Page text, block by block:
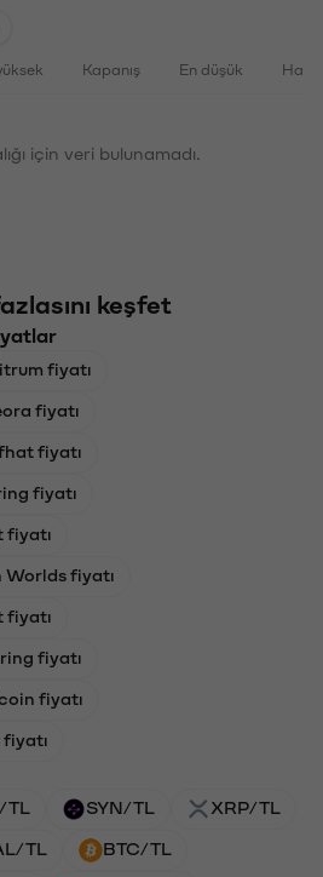
Kapanış En düşük
için veri bulunamadı.
keşfet
fiyatı
fiyatı
fiyatı
fiyatı
fiyatı
Worlds fiyatı
fiyatı
fiyatı
fiyatı
SYN/TL XRP/TL
TL BTC/TL